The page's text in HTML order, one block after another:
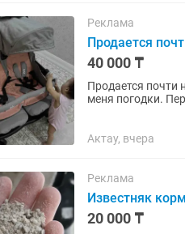
Реклама
Продается
40 000 ₸
Продается почти
меня погодки.
Актау, вчера
Реклама
Известняк
20 000 ₸